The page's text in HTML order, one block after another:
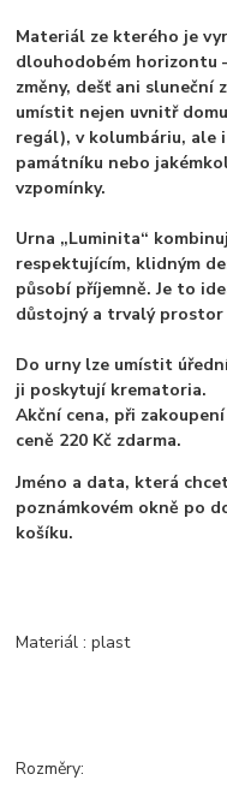
Materiál ze kterého je
dlouhodobém horizontu
změny, dešť ani sluneční
umístit nejen uvnitř
regál), v kolumbáriu, ale
památníku nebo
vzpomínky.
Urna „Luminita“
respektujícím, klidným
působí příjemně. Je to
důstojný a trvalý prostor
Do urny lze umístit
ji poskytují krematoria.
Akční cena, při
ceně 220 Kč zdarma.
Jméno a data, která
poznámkovém okně po
košíku.
Materiál : plast
Rozměry: